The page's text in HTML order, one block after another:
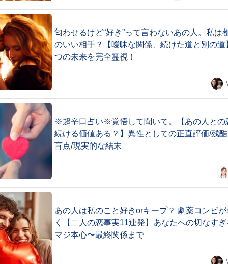
匂わせるけど“好き”って言わないあの人。私は
のいい相手？【曖昧な関係、続けた道と別の道
つの未来を完全霊視！
※超辛口占い※覚悟して聞いて。【あの人との
続ける価値ある？】異性としての正直評価/残
盲点/現実的な結末
あの人は私のこと好きorキープ？ 劇薬コンビが
く【二人の恋事実11連発】あなたへの切なすぎ
マジ本心〜最終関係まで